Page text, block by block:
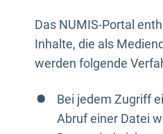
Das NUMIS-Portal
Inhalte, die als
werden folgende
Bei jedem Zugriff
Abruf einer Datei